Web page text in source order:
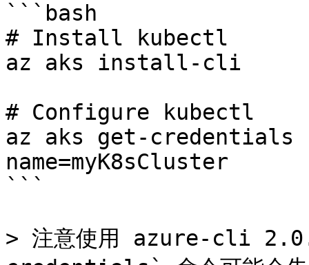
```bash
# Install kubectl
az aks install-cli
# Configure kubectl
az aks get-credentials
name=myK8sCluster
```
> 注意使用 azure-cli